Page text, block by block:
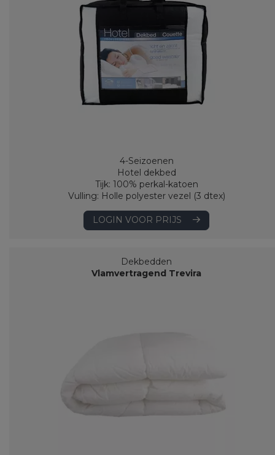
4-Seizoenen
Hotel dekbed
Tijk: 100% perkal-katoen
Vulling: Holle polyester vezel (3 dtex)
LOGIN VOOR PRIJS
Dekbedden
Vlamvertragend Trevira